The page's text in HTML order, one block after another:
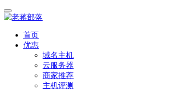
首页
优惠
域名主机
云服务器
商家推荐
主机评测